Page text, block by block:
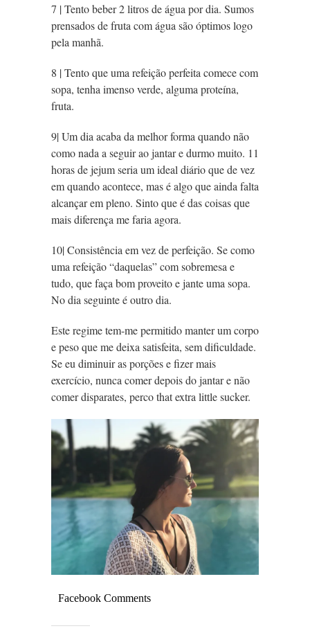
7 | Tento beber 2 litros de água por dia. Sumos
prensados de fruta com água são óptimos logo
pela manhã.
8 | Tento que uma refeição perfeita comece com
sopa, tenha imenso verde, alguma proteína,
fruta.
9| Um dia acaba da melhor forma quando não
como nada a seguir ao jantar e durmo muito. 11
horas de jejum seria um ideal diário que de vez
em quando acontece, mas é algo que ainda falta
alcançar em pleno. Sinto que é das coisas que
mais diferença me faria agora.
10| Consistência em vez de perfeição. Se como
uma refeição “daquelas” com sobremesa e
tudo, que faça bom proveito e jante uma sopa.
No dia seguinte é outro dia.
Este regime tem-me permitido manter um corpo
e peso que me deixa satisfeita, sem dificuldade.
Se eu diminuir as porções e fizer mais
exercício, nunca comer depois do jantar e não
comer disparates, perco that extra little sucker.
Facebook Comments